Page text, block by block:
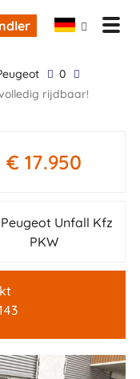
Peugeot
0
volledig rijdbaar!
€ 17.950
Unfall Kfz
PKW